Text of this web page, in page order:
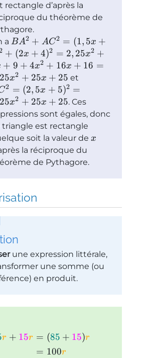
rectangle d’après la
du théorème de
a BA2 + AC2 = (1, 5x +
+ (2x + 4)2 = 2, 25x2 +
+ 9 + 4x2 + 16x + 16 =
25x2 + 25x + 25 et
2 = (2, 5x + 5)2 =
25x2 + 25x + 25. Ces
sont égales, donc
triangle est rectangle
soit la valeur de x
la réciproque du
de Pythagore.
une expression littérale,
une somme (ou
en produit.
r + 15r = (85 + 15)r
= 100r